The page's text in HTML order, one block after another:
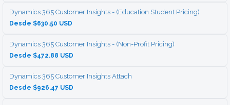
Dynamics 365 Customer Insights - (Education Student Pricing)
Desde $630.50 USD
Dynamics 365 Customer Insights - (Non-Profit Pricing)
Desde $472.88 USD
Dynamics 365 Customer Insights Attach
Desde $926.47 USD